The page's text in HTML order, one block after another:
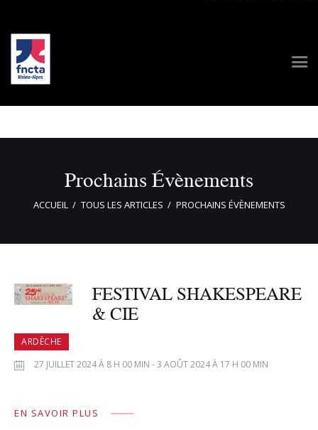
Prochains Évènements
ACCUEIL TOUS LES ARTICLES PROCHAINS ÉVÈNEMENTS
FESTIVAL SHAKESPEARE
& CIE
ARDÈCHE
27 JUILLET 2024 À 8 H 00 MIN - 3 AOÛT 2024 À 17 H 00 MIN
EN SAVOIR PLUS